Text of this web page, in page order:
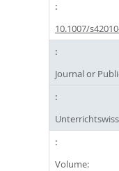
10.1007/
Journal or
Volume: